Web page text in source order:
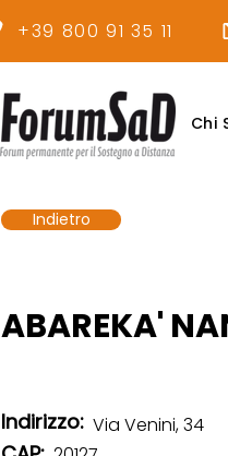
+39 800 91 35 11
Chi
Indietro
ABAREKA'
Indirizzo: Via Venini, 34